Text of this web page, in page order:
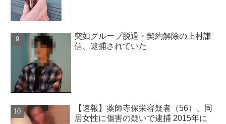
突如グループ脱退・契約解除の上村謙
信、逮捕されていた
【速報】薬師寺保栄容疑者（56）、同
居女性に傷害の疑いで逮捕 2015年に